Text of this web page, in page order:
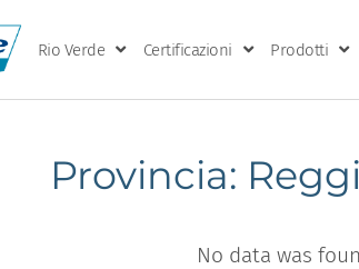
Rio Verde Certificazioni Prodotti
Provincia:
No data was